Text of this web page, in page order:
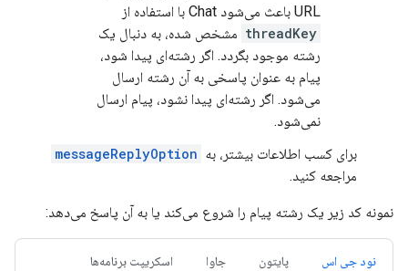
URL باعث می‌شود Chat با استفاده از
threadKey مشخص شده، به دنبال یک
رشته موجود بگردد. اگر رشته‌ای پیدا شود،
پیام به عنوان پاسخی به آن رشته ارسال
می‌شود. اگر رشته‌ای پیدا نشود، پیام ارسال
نمی‌شود.
برای کسب اطلاعات بیشتر، به messageReplyOption
مراجعه کنید.
نمونه کد زیر یک رشته پیام را شروع می‌کند یا به آن پاسخ می‌دهد:
نود جی اس پایتون جاوا اسکریپت برنامه‌ها